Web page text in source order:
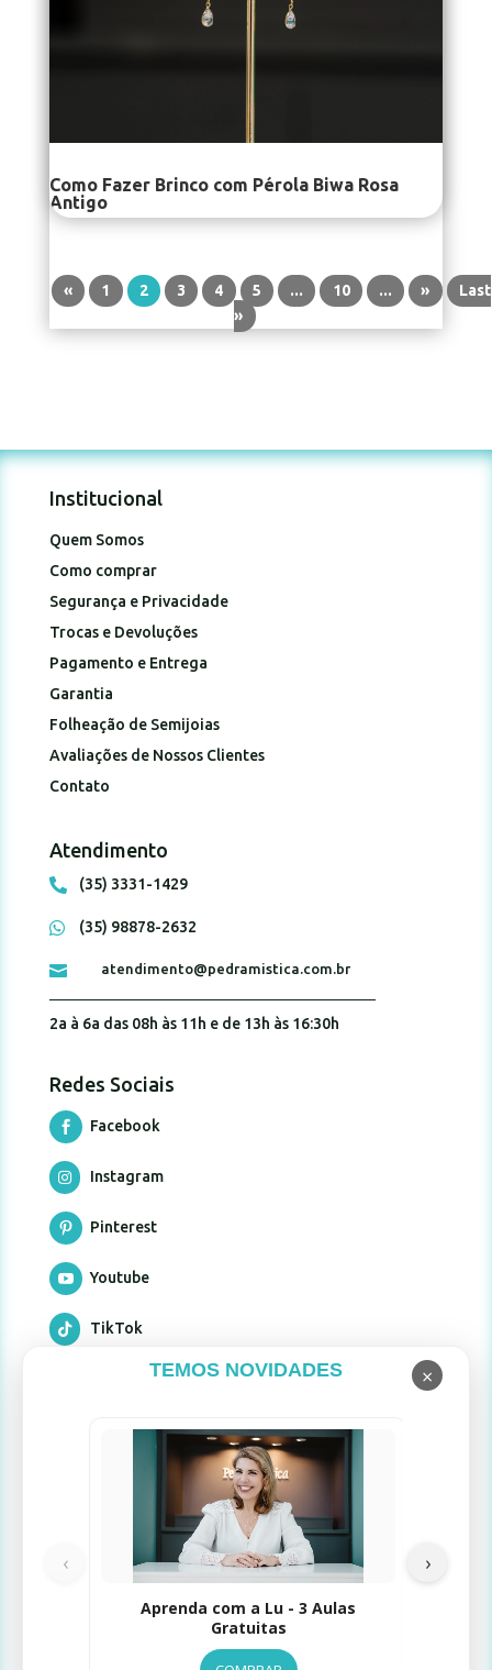
Como Fazer Brinco com Pérola Biwa Rosa
Antigo
« 1 2 3 4 5 ... 10 ... »
Last
»
Institucional
Quem Somos
Como comprar
Segurança e Privacidade
Trocas e Devoluções
Pagamento e Entrega
Garantia
Folheação de Semijoias
Avaliações de Nossos Clientes
Contato
Atendimento
 (35) 3331-1429
 (35) 98878-2632
 atendimento@pedramistica.com.br
2a à 6a das 08h às 11h e de 13h às 16:30h
Redes Sociais
 Facebook
 Instagram
 Pinterest
 Youtube
 TikTok
Selos de Segurança
TEMOS NOVIDADES ×
‹
Aprenda com a Lu - 3 Aulas
Gratuitas
›